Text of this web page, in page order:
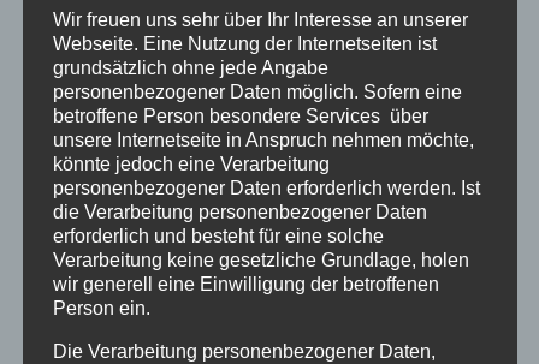
wollen: Wir organisieren uns in
HEIMORTGRUPPEN zum
Erinnerungsaustausch, und sind dann den
Bundesländern zugeordnet.Gern könnt ihr mit
anderne Heimortgruppen aufmachen oder in
eine schon bstehende eintreten. Wir schaffen
nicht mehr, auf jeden von euch proaktiv selbst
zuzugehen, deshalb hier die folgenden
Möglichkeiten:
Auf derÜberblickskartenachschauen,
Wir freuen uns sehr über Ihr Interesse an unserer
Webseite. Eine Nutzung der Internetseiten ist
grundsätzlich ohne jede Angabe
personenbezogener Daten möglich. Sofern eine
betroffene Person besondere Services über
unsere Internetseite in Anspruch nehmen möchte,
könnte jedoch eine Verarbeitung
personenbezogener Daten erforderlich werden. Ist
die Verarbeitung personenbezogener Daten
erforderlich und besteht für eine solche
Verarbeitung keine gesetzliche Grundlage, holen
wir generell eine Einwilligung der betroffenen
Person ein.
Die Verarbeitung personenbezogener Daten,